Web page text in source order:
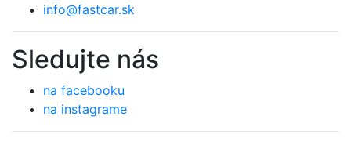
info@fastcar.sk
Sledujte nás
na facebooku
na instagrame